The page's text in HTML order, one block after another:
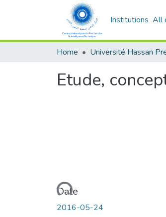
Institutions All
Home
Etude,
Loading...
Date
2016-05-24